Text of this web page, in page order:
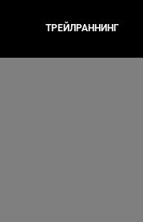
ТРЕЙЛРАННИНГ